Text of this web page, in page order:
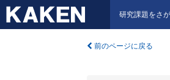
研究課題をさ
前のページに戻る